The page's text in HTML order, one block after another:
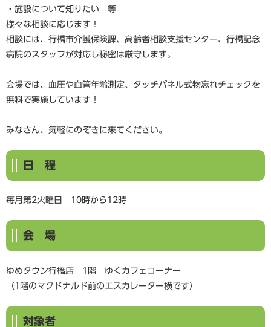
・施設について知りたい 等
様々な相談に応じます！
相談には、行橋市介護保険課、高齢者相談支援センター、行橋記念
病院のスタッフが対応し秘密は厳守します。
会場では、血圧や血管年齢測定、タッチパネル式物忘れチェックを
無料で実施しています！
みなさん、気軽にのぞきに来てください。
日 程
毎月第2火曜日 10時から12時
会 場
ゆめタウン行橋店 1階 ゆくカフェコーナー
（1階のマクドナルド前のエスカレーター横です）
対象者